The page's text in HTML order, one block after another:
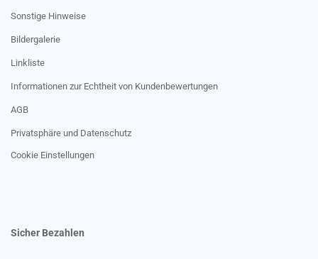
Sonstige Hinweise
Bildergalerie
Linkliste
Informationen zur Echtheit von Kundenbewertungen
AGB
Privatsphäre und Datenschutz
Cookie Einstellungen
Sicher Bezahlen